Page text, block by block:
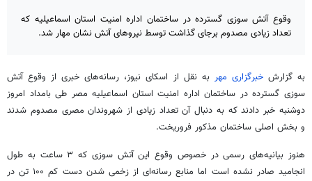
وقوع آتش سوزی گسترده در ساختمان اداره امنیت استان اسماعیلیه که
تعداد زیادی مصدوم برجای گذاشت توسط نیروهای آتش نشان مهار شد.
به گزارشخبرگزاری مهر به نقل از اسکای نیوز، رسانه‌های خبری از وقوع آتش
سوزی گسترده در ساختمان اداره امنیت استان اسماعیلیه مصر طی بامداد امروز
دوشنبه خبر دادند که به دنبال آن تعداد زیادی از شهروندان مصری مصدوم شدند
و بخش اصلی ساختمان مذکور فروریخت.
هنوز بیانیه‌های رسمی در خصوص وقوع این آتش سوزی که ۳ ساعت به طول
انجامید صادر نشده است اما منابع رسانه‌ای از زخمی شدن دست کم ۱۰۰ تن در